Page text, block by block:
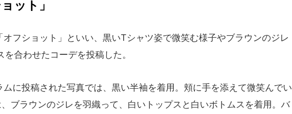
ット」
フショット」といい、黒いTシャツ姿で微笑む様子やブラウンのジレ
を合わせたコーデを投稿した。
に投稿された写真では、黒い半袖を着用。頬に手を添えて微笑んでい
ブラウンのジレを羽織って、白いトップスと白いボトムスを着用。バ